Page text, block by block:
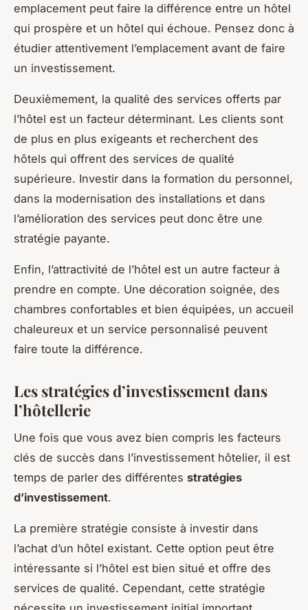
emplacement peut faire la différence entre un hôtel
qui prospère et un hôtel qui échoue. Pensez donc à
étudier attentivement l’emplacement avant de faire
un investissement.
Deuxièmement, la qualité des services offerts par
l’hôtel est un facteur déterminant. Les clients sont
de plus en plus exigeants et recherchent des
hôtels qui offrent des services de qualité
supérieure. Investir dans la formation du personnel,
dans la modernisation des installations et dans
l’amélioration des services peut donc être une
stratégie payante.
Enfin, l’attractivité de l’hôtel est un autre facteur à
prendre en compte. Une décoration soignée, des
chambres confortables et bien équipées, un accueil
chaleureux et un service personnalisé peuvent
faire toute la différence.
Les stratégies d’investissement dans
l’hôtellerie
Une fois que vous avez bien compris les facteurs
clés de succès dans l’investissement hôtelier, il est
temps de parler des différentes stratégies
d’investissement.
La première stratégie consiste à investir dans
l’achat d’un hôtel existant. Cette option peut être
intéressante si l’hôtel est bien situé et offre des
services de qualité. Cependant, cette stratégie